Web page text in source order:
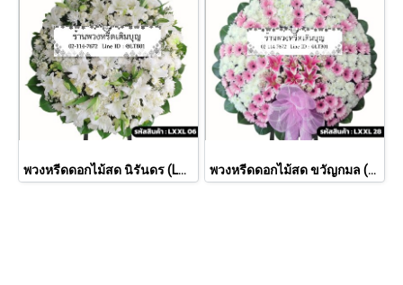
พวงหรีดดอกไม้สด นิรันดร (LXXL06) พวงหรีดดอกไม้สด ขวัญกมล (LXXL 28)